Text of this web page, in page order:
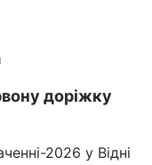
доріжку
2026 у Відні